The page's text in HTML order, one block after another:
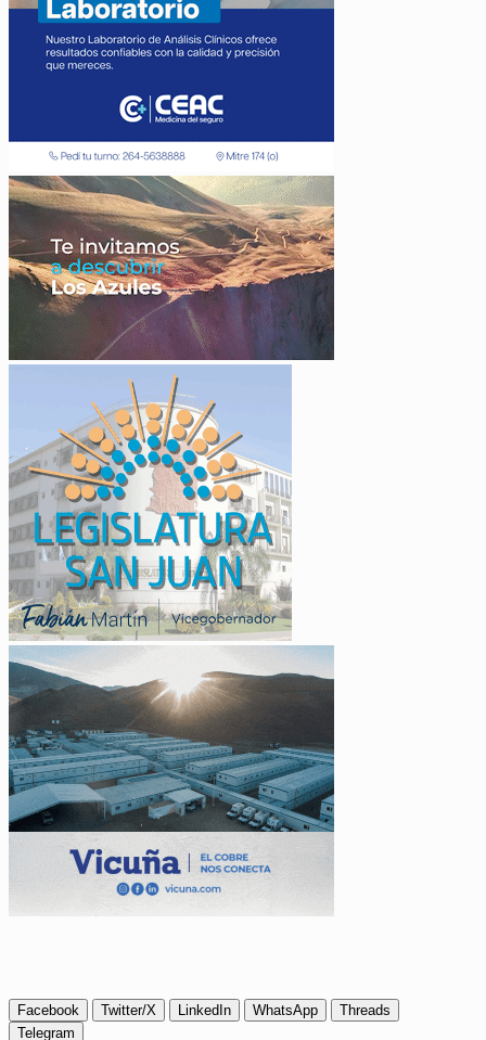
Facebook Twitter/X LinkedIn WhatsApp
Threads
Telegram